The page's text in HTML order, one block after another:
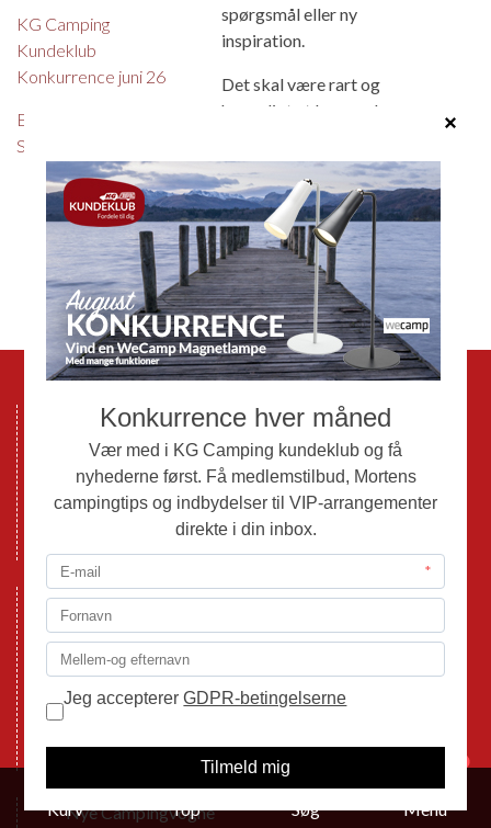
KG Camping
Kundeklub
Konkurrence juni 26
Eriba - oprydningssalg -
Spar op til kr. 48.400,-
spørgsmål eller ny
inspiration.
Det skal være rart og
hyggeligt at komme hos os,
Til toppen igen
Mønten 6
6000 Kolding
Tlf.: 76332080
Åbningstider
Følg os på Facebook
Handelsbetingelser
Cookie politik
GPDR - Optagelse af foto og video
Nye Campingvogne
Kurv Top Søg Menu